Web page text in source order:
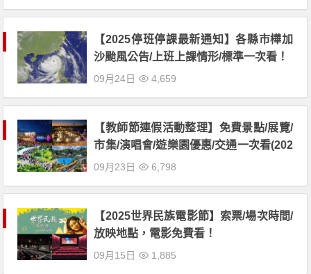
【2025停班停課最新通知】各縣市樺加
沙颱風公告/上班上課情形/標準一次看！
09月24日 4,659
【教師節連假活動整理】免費景點/展覽/
市集/演唱會/遊樂園優惠/交通一次看(202
5)
09月23日 6,798
【2025世界民族電影節】索票/場次時間/
放映地點，電影免費看！
09月15日 1,885